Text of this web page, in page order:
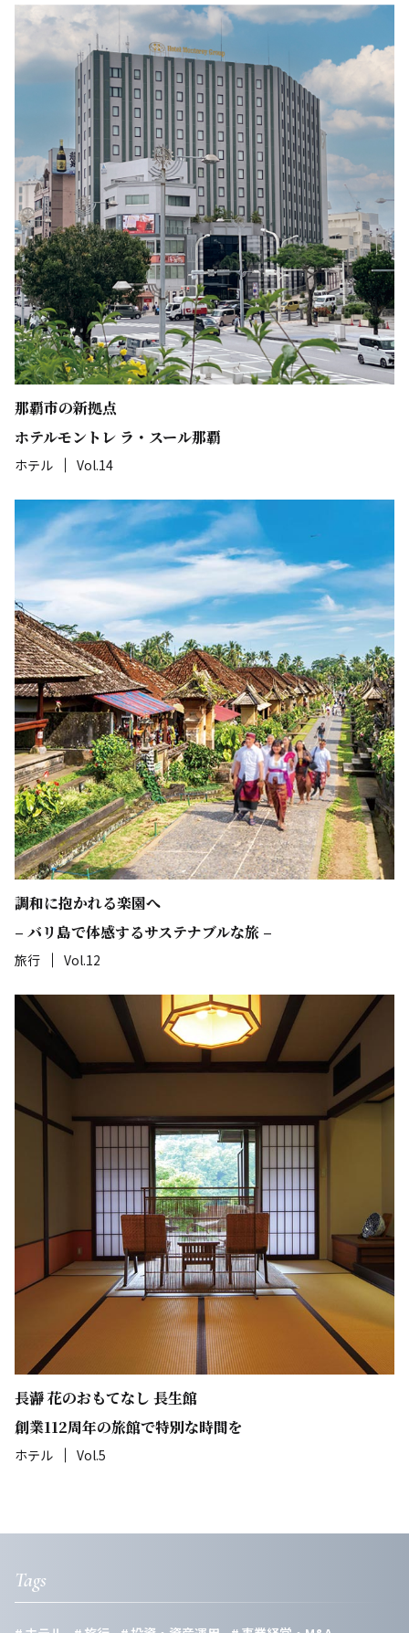
那覇市の新拠点
ホテルモントレ ラ・スール那覇
ホテル Vol.14
調和に抱かれる楽園へ
– バリ島で体感するサステナブルな旅 –
旅行 Vol.12
長瀞 花のおもてなし 長生館
創業112周年の旅館で特別な時間を
ホテル Vol.5
Tags